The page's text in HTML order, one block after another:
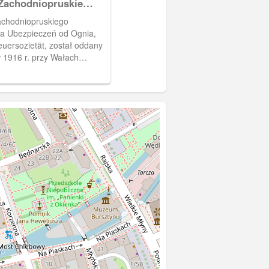
Ubezpieczeń od
Feuersozietät
Ubezpieczeń od Ognia,
został oddany
r. przy Wałach
budynku należącego
Elżbiety. Obok widoczny
Obieg 1931 r.